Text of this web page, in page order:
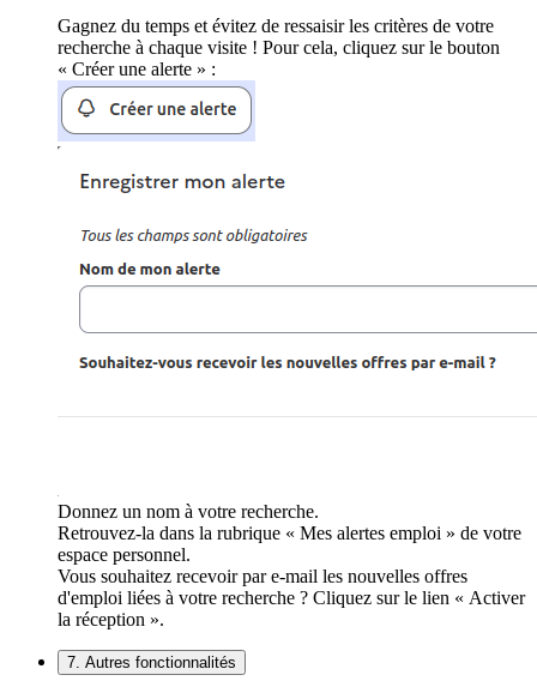
Gagnez du temps et évitez de ressaisir les critères de votre
recherche à chaque visite ! Pour cela, cliquez sur le bouton
« Créer une alerte » :
Donnez un nom à votre recherche.
Retrouvez-la dans la rubrique « Mes alertes emploi » de votre
espace personnel.
Vous souhaitez recevoir par e-mail les nouvelles offres
d'emploi liées à votre recherche ? Cliquez sur le lien « Activer
la réception ».
7. Autres fonctionnalités